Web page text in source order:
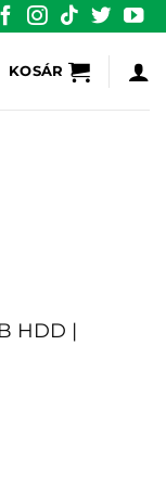
KOSÁR
HDD |